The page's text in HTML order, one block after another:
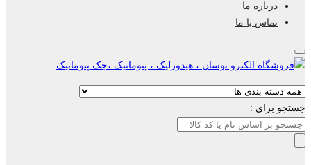
درباره ما
تماس با ما
جستجو برای :